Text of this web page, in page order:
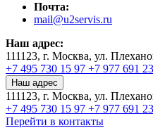
Почта:
mail@u2servis.ru
Наш адрес:
111123, г. Москва, ул.
+7 495 730 15 97 +7 977 691
Наш адрес
111123, г. Москва, ул.
+7 495 730 15 97 +7 977 691
Перейти в контакты